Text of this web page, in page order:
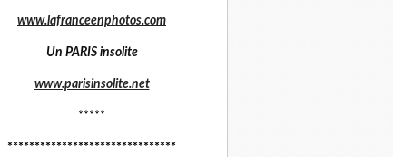
www.lafranceenphotos.com
Un PARIS insolite
www.parisinsolite.net
*****
*******************************